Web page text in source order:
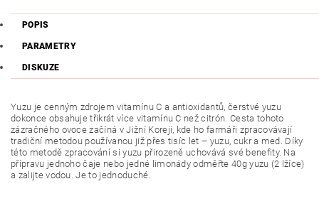
POPIS
PARAMETRY
DISKUZE
Yuzu je cenným zdrojem vitamínu C a antioxidantů, čerstvé yuzu
dokonce obsahuje třikrát více vitamínu C než citrón. Cesta tohoto
zázračného ovoce začíná v Jižní Koreji, kde ho farmáři zpracovávají
tradiční metodou používanou již přes tisíc let – yuzu, cukr a med. Díky
této metodě zpracování si yuzu přirozeně uchovává své benefity. Na
přípravu jednoho čaje nebo jedné limonády odměřte 40g yuzu (2 lžíce)
a zalijte vodou. Je to jednoduché.